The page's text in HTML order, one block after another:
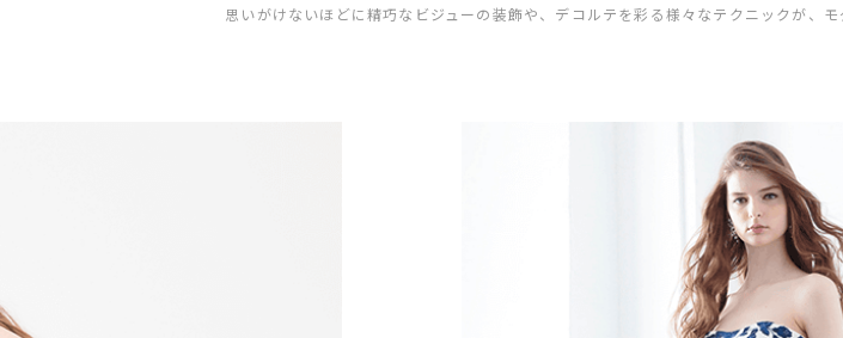
思いがけないほどに精巧なビジューの装飾や、デコルテを彩る様々なテクニックが、